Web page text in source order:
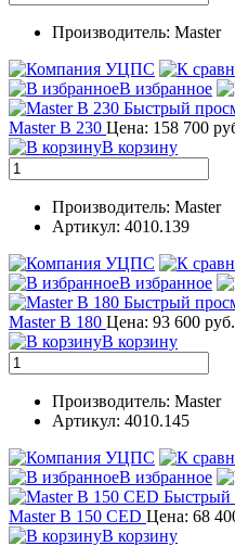
Производитель: Master
В избранное
Быстрый
Master B 230 Цена: 158 700
В корзину
Производитель: Master
Артикул: 4010.139
В избранное
Быстрый
Master B 180 Цена: 93 600 руб.
В корзину
Производитель: Master
Артикул: 4010.145
В избранное
Быстрый
Master B 150 CED Цена: 68
В корзину